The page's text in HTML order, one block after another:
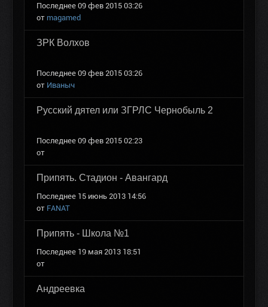
Последнее 09 фев 2015 03:26
от magamed
ЗРК Волхов
Последнее 09 фев 2015 03:26
от Иваныч
Русский дятел или ЗГРЛС Чернобыль 2
Последнее 09 фев 2015 02:23
от
Припять. Стадион - Авангард
Последнее 15 июнь 2013 14:56
от FANAT
Припять - Школа №1
Последнее 19 мая 2013 18:51
от
Андреевка